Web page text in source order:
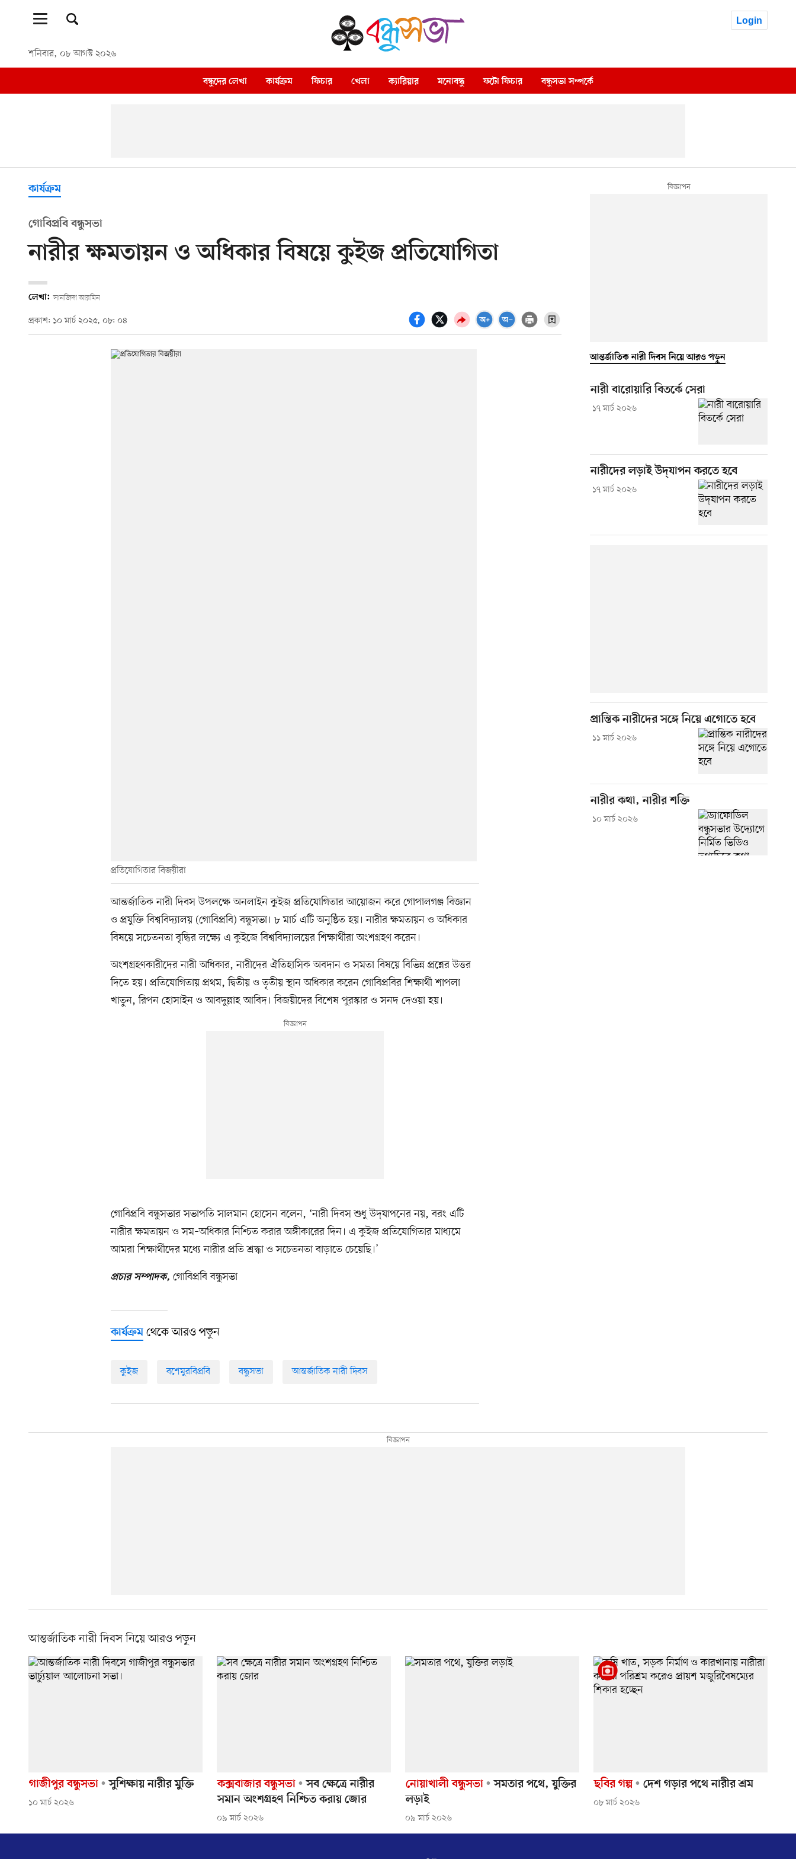
শনিবার, ০৮ আগস্ট ২০২৬
Login
বন্ধুদের লেখা কার্যক্রম ফিচার খেলা ক্যারিয়ার মনোবন্ধু ফটো ফিচার বন্ধুসভা সম্পর্কে
কার্যক্রম
গোবিপ্রবি বন্ধুসভা
নারীর ক্ষমতায়ন ও অধিকার বিষয়ে কুইজ প্রতিযোগিতা
লেখা: সানজিদা আরমিন
প্রকাশ: ১০ মার্চ ২০২৫, ০৮: ০৪
প্রতিযোগিতার বিজয়ীরা
আন্তর্জাতিক নারী দিবস উপলক্ষে অনলাইন কুইজ প্রতিযোগিতার আয়োজন করে গোপালগঞ্জ বিজ্ঞান
ও প্রযুক্তি বিশ্ববিদ্যালয় (গোবিপ্রবি) বন্ধুসভা। ৮ মার্চ এটি অনুষ্ঠিত হয়। নারীর ক্ষমতায়ন ও অধিকার
বিষয়ে সচেতনতা বৃদ্ধির লক্ষ্যে এ কুইজে বিশ্ববিদ্যালয়ের শিক্ষার্থীরা অংশগ্রহণ করেন।
অংশগ্রহণকারীদের নারী অধিকার, নারীদের ঐতিহাসিক অবদান ও সমতা বিষয়ে বিভিন্ন প্রশ্নের উত্তর
দিতে হয়। প্রতিযোগিতায় প্রথম, দ্বিতীয় ও তৃতীয় স্থান অধিকার করেন গোবিপ্রবির শিক্ষার্থী শাপলা
খাতুন, রিপন হোসাইন ও আবদুল্লাহ আবিদ। বিজয়ীদের বিশেষ পুরস্কার ও সনদ দেওয়া হয়।
গোবিপ্রবি বন্ধুসভার সভাপতি সালমান হোসেন বলেন, ‘নারী দিবস শুধু উদ্‌যাপনের নয়, বরং এটি
নারীর ক্ষমতায়ন ও সম–অধিকার নিশ্চিত করার অঙ্গীকারের দিন। এ কুইজ প্রতিযোগিতার মাধ্যমে
আমরা শিক্ষার্থীদের মধ্যে নারীর প্রতি শ্রদ্ধা ও সচেতনতা বাড়াতে চেয়েছি।’
প্রচার সম্পাদক, গোবিপ্রবি বন্ধুসভা
কার্যক্রম থেকে আরও পড়ুন
কুইজ বশেমুরবিপ্রবি বন্ধুসভা আন্তর্জাতিক নারী দিবস
আন্তর্জাতিক নারী দিবস নিয়ে আরও পড়ুন
নারী বারোয়ারি বিতর্কে সেরা
১৭ মার্চ ২০২৬
নারীদের লড়াই উদ্‌যাপন করতে হবে
১৭ মার্চ ২০২৬
প্রান্তিক নারীদের সঙ্গে নিয়ে এগোতে হবে
১১ মার্চ ২০২৬
নারীর কথা, নারীর শক্তি
১০ মার্চ ২০২৬
আন্তর্জাতিক নারী দিবস নিয়ে আরও পড়ুন
গাজীপুর বন্ধুসভা সুশিক্ষায় নারীর মুক্তি
১০ মার্চ ২০২৬
কক্সবাজার বন্ধুসভা
সব ক্ষেত্রে নারীর
সমান অংশগ্রহণ নিশ্চিত করায় জোর
০৯ মার্চ ২০২৬
নোয়াখালী বন্ধুসভা
সমতার পথে, যুক্তির
লড়াই
০৯ মার্চ ২০২৬
ছবির গল্প দেশ গড়ার পথে নারীর শ্রম
০৮ মার্চ ২০২৬